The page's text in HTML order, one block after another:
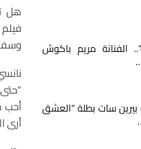
الفنانة مريم باكوش
بيرين سات بطلة “العشق
هل
أحب
أرى